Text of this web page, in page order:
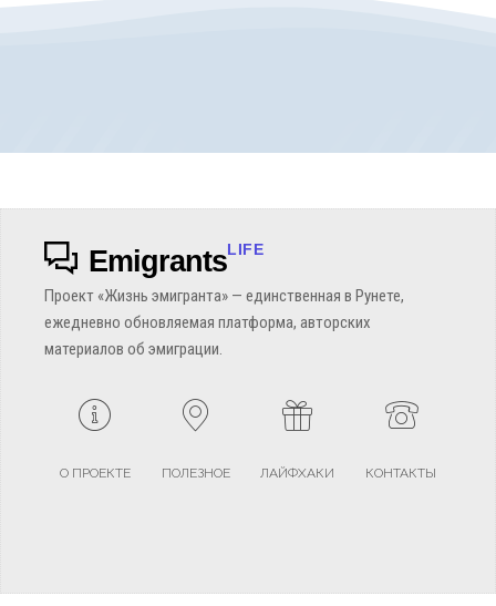
EmigrantsLIFE
Проект «Жизнь эмигранта» — единственная в Рунете,
ежедневно обновляемая платформа, авторских
материалов об эмиграции.
О ПРОЕКТЕ ПОЛЕЗНОЕ ЛАЙФХАКИ КОНТАКТЫ